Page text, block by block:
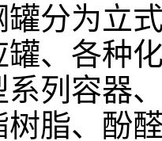
罐分为立
罐、各种
系列容器
树脂、酚